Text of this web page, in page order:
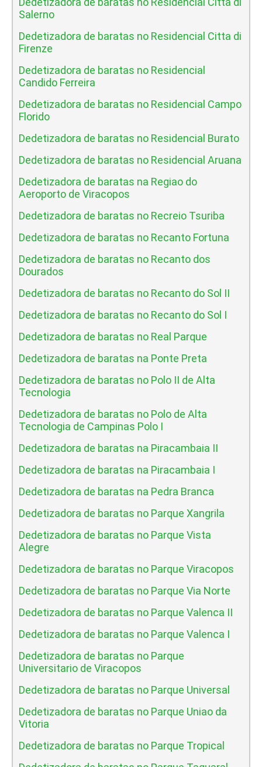
Salerno
Dedetizadora de baratas no Residencial Citta di
Firenze
Dedetizadora de baratas no Residencial
Candido Ferreira
Dedetizadora de baratas no Residencial Campo
Florido
Dedetizadora de baratas no Residencial Burato
Dedetizadora de baratas no Residencial Aruana
Dedetizadora de baratas na Regiao do
Aeroporto de Viracopos
Dedetizadora de baratas no Recreio Tsuriba
Dedetizadora de baratas no Recanto Fortuna
Dedetizadora de baratas no Recanto dos
Dourados
Dedetizadora de baratas no Recanto do Sol II
Dedetizadora de baratas no Recanto do Sol I
Dedetizadora de baratas no Real Parque
Dedetizadora de baratas na Ponte Preta
Dedetizadora de baratas no Polo II de Alta
Tecnologia
Dedetizadora de baratas no Polo de Alta
Tecnologia de Campinas Polo I
Dedetizadora de baratas na Piracambaia II
Dedetizadora de baratas na Piracambaia I
Dedetizadora de baratas na Pedra Branca
Dedetizadora de baratas no Parque Xangrila
Dedetizadora de baratas no Parque Vista
Alegre
Dedetizadora de baratas no Parque Viracopos
Dedetizadora de baratas no Parque Via Norte
Dedetizadora de baratas no Parque Valenca II
Dedetizadora de baratas no Parque Valenca I
Dedetizadora de baratas no Parque
Universitario de Viracopos
Dedetizadora de baratas no Parque Universal
Dedetizadora de baratas no Parque Uniao da
Vitoria
Dedetizadora de baratas no Parque Tropical